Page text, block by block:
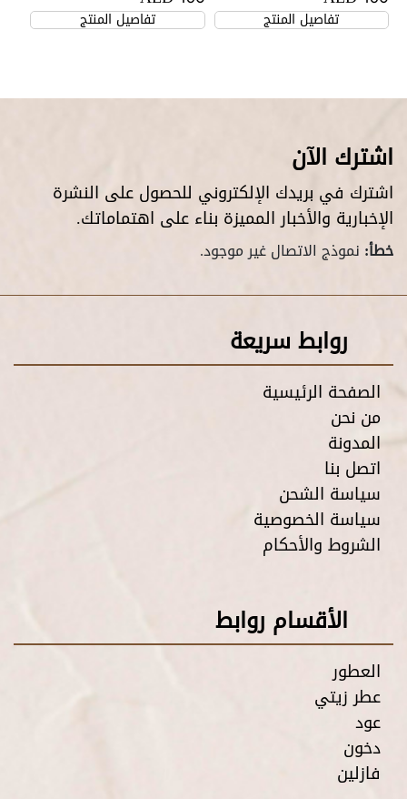
تفاصيل المنتج تفاصيل المنتج
اشترك الآن
اشترك في بريدك الإلكتروني للحصول على النشرة
الإخبارية والأخبار المميزة بناء على اهتماماتك.
خطأ: نموذج الاتصال غير موجود.
روابط سريعة
الصفحة الرئيسية
من نحن
المدونة
اتصل بنا
سياسة الشحن
سياسة الخصوصية
الشروط والأحكام
الأقسام روابط
العطور
عطر زيتي
عود
دخون
فازلين